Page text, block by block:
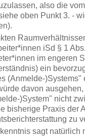
also die
oben Punkt 3. -
iSd § 1
im engeren
ein
(Anmelde-)Systems"
davon
)System" nicht
bisherige Praxis der
zu
sagt natürlich